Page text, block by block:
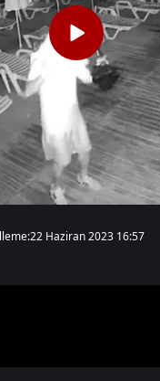
22 Haziran 2023 16:57